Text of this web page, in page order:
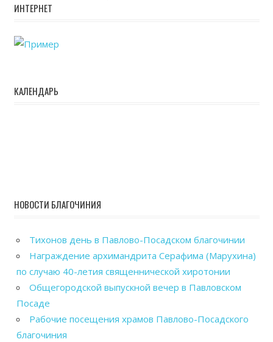
ИНТЕРНЕТ
КАЛЕНДАРЬ
НОВОСТИ БЛАГОЧИНИЯ
Тихонов день в Павлово-Посадском благочинии
Награждение архимандрита Серафима (Марухина)
по случаю 40-летия священнической хиротонии
Общегородской выпускной вечер в Павловском
Посаде
Рабочие посещения храмов Павлово-Посадского
благочиния